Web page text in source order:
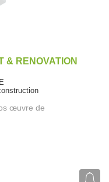
& RENOVATION
œuvre de